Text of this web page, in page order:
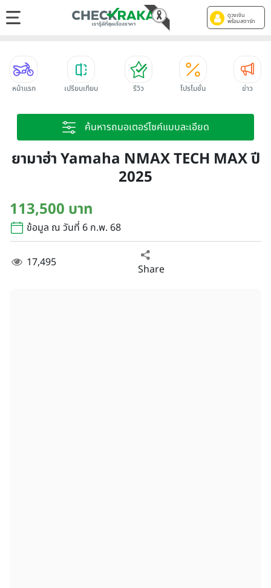
ดูวงเงิน
พร้อมสตาร์ท
หน้าแรก เปรียบเทียบ รีวิว โปรโมชั่น ข่าว
ค้นหารถมอเตอร์ไซค์แบบละเอียด
ยามาฮ่า Yamaha NMAX TECH MAX ปี
2025
113,500 บาท
ข้อมูล ณ วันที่ 6 ก.พ. 68
17,495 Share